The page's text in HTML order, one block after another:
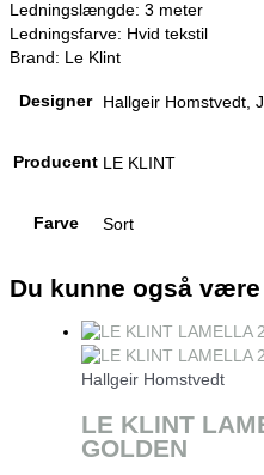
Ledningslængde: 3 meter
Ledningsfarve: Hvid tekstil
Brand: Le Klint
Designer Hallgeir Homstvedt,
Producent LE KLINT
Farve Sort
Du kunne også
Hallgeir Homstvedt
LE KLINT
GOLDEN